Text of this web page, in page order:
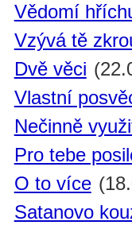
Vědomí
Vzývá tě
Dvě věci
Vlastní
Nečinně
Pro tebe
O to více
Satanovo